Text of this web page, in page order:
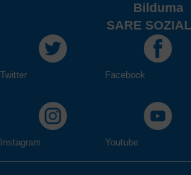
Bilduma
SARE
Twitter Facebook
Instagram Youtube